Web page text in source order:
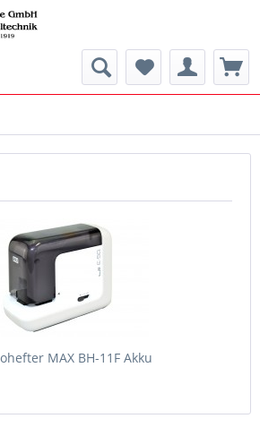
MAX BH-11F Akku